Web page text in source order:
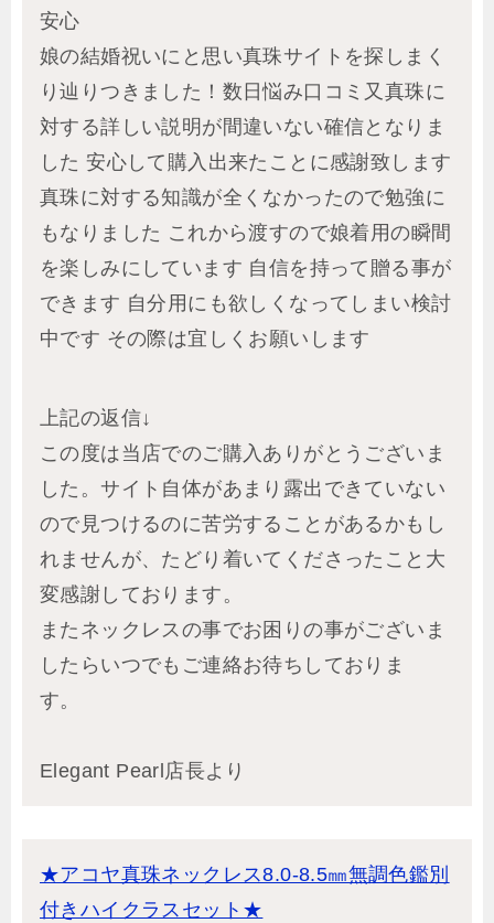
安心
娘の結婚祝いにと思い真珠サイトを探しまく
り辿りつきました！数日悩み口コミ又真珠に
対する詳しい説明が間違いない確信となりま
した 安心して購入出来たことに感謝致します
真珠に対する知識が全くなかったので勉強に
もなりました これから渡すので娘着用の瞬間
を楽しみにしています 自信を持って贈る事が
できます 自分用にも欲しくなってしまい検討
中です その際は宜しくお願いします
上記の返信↓
この度は当店でのご購入ありがとうございま
した。サイト自体があまり露出できていない
ので見つけるのに苦労することがあるかもし
れませんが、たどり着いてくださったこと大
変感謝しております。
またネックレスの事でお困りの事がございま
したらいつでもご連絡お待ちしておりま
す。
Elegant Pearl店長より
★アコヤ真珠ネックレス8.0-8.5㎜無調色鑑別
付きハイクラスセット★